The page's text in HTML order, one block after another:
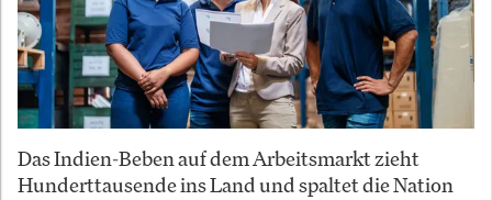
Das Indien-Beben auf dem Arbeitsmarkt zieht
Hunderttausende ins Land und spaltet die Nation